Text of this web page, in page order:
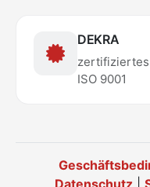
DEKRA
zertifiziertes
ISO 9001
Datenschutz